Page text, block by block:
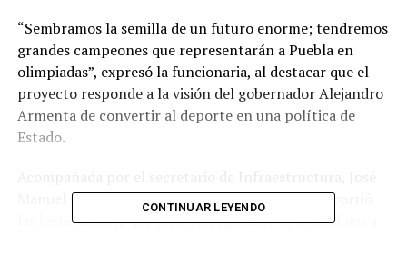
“Sembramos la semilla de un futuro enorme; tendremos
grandes campeones que representarán a Puebla en
olimpiadas”, expresó la funcionaria, al destacar que el
proyecto responde a la visión del gobernador Alejandro
Armenta de convertir al deporte en una política de
Estado.
Manuel Contreras de los Santos, la secretaria recorrió
las instalaciones que incluyen gimnasio de box, alberca
CONTINUAR LEYENDO